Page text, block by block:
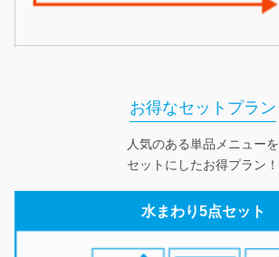
お得なセットプラン
人気のある単品メニューを
セットにしたお得プラン！
水まわり5点セット